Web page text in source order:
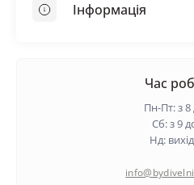
Самовирівнююча суміш
Інформація
Гарантія та повернення
Політика конфіденційності
Час
Пн-Пт: з 8
Сб: з 9
Нд: